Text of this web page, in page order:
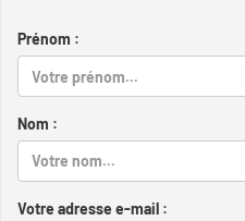
Prénom :
Nom :
Votre adresse e-mail :